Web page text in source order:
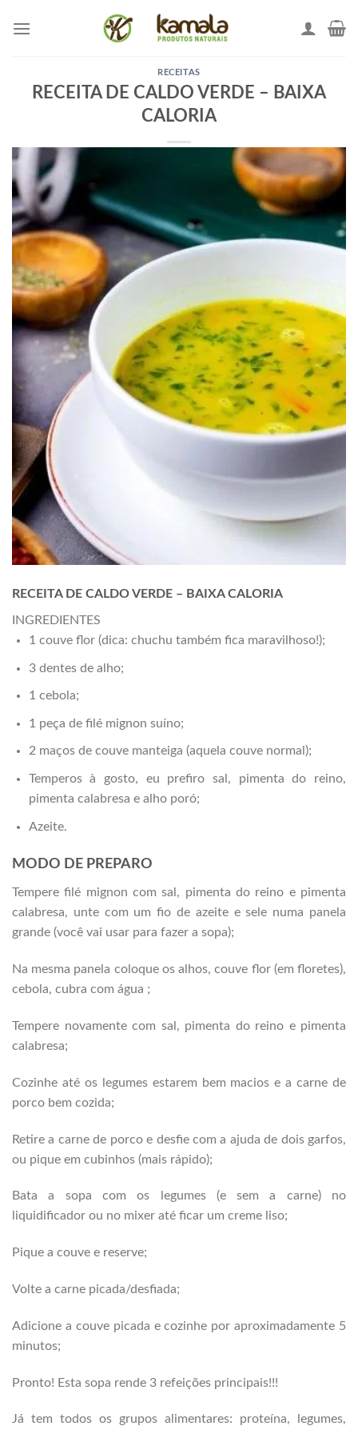
RECEITAS
RECEITA DE CALDO VERDE – BAIXA
CALORIA
RECEITA DE CALDO VERDE – BAIXA CALORIA
INGREDIENTES
1 couve flor (dica: chuchu também fica maravilhoso!);
3 dentes de alho;
1 cebola;
1 peça de filé mignon suíno;
2 maços de couve manteiga (aquela couve normal);
Temperos à gosto, eu prefiro sal, pimenta do reino,
pimenta calabresa e alho poró;
Azeite.
MODO DE PREPARO
Tempere filé mignon com sal, pimenta do reino e pimenta
calabresa, unte com um fio de azeite e sele numa panela
grande (você vai usar para fazer a sopa);
Na mesma panela coloque os alhos, couve flor (em floretes),
cebola, cubra com água ;
Tempere novamente com sal, pimenta do reino e pimenta
calabresa;
Cozinhe até os legumes estarem bem macios e a carne de
porco bem cozida;
Retire a carne de porco e desfie com a ajuda de dois garfos,
ou pique em cubinhos (mais rápido);
Bata a sopa com os legumes (e sem a carne) no
liquidificador ou no mixer até ficar um creme liso;
Pique a couve e reserve;
Volte a carne picada/desfiada;
Adicione a couve picada e cozinhe por aproximadamente 5
minutos;
Pronto! Esta sopa rende 3 refeições principais!!!
Já tem todos os grupos alimentares: proteína, legumes,